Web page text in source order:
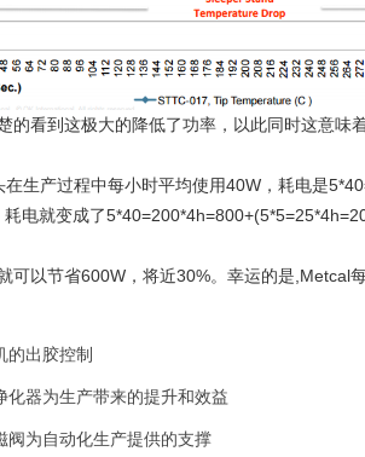
的看到这极大的降低了功率，以此同时这意
在生产过程中每小时平均使用40W，耗电是
电就变成了
可以节省600W，将近30%。幸运的是,Metcal
的出胶控制
化器为生产带来的提升和效益
阀为自动化生产提供的支撑